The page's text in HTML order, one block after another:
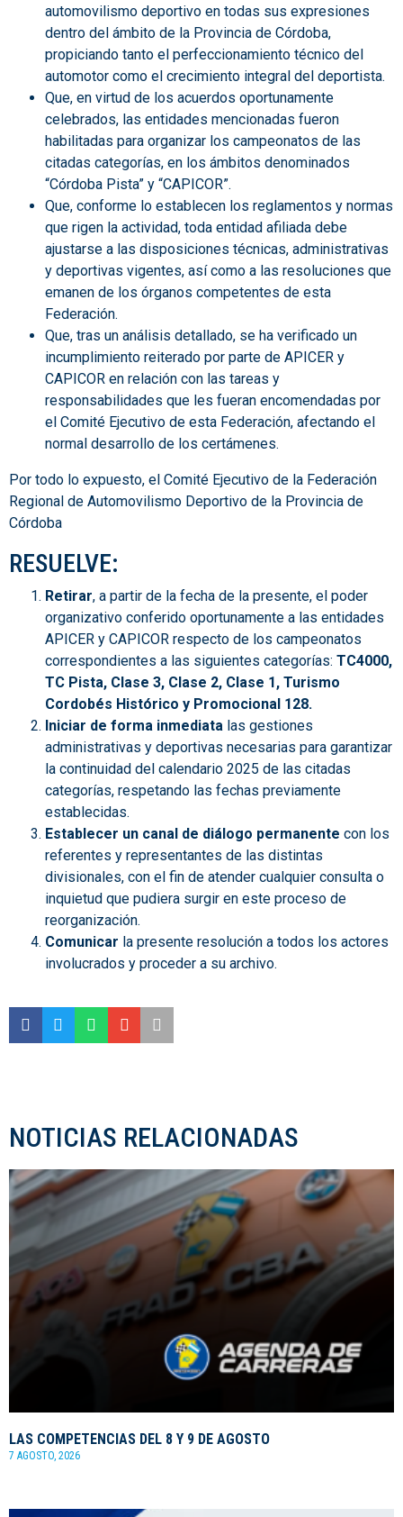
automovilismo deportivo en todas sus expresiones
dentro del ámbito de la Provincia de Córdoba,
propiciando tanto el perfeccionamiento técnico del
automotor como el crecimiento integral del deportista.
Que, en virtud de los acuerdos oportunamente
celebrados, las entidades mencionadas fueron
habilitadas para organizar los campeonatos de las
citadas categorías, en los ámbitos denominados
“Córdoba Pista” y “CAPICOR”.
Que, conforme lo establecen los reglamentos y normas
que rigen la actividad, toda entidad afiliada debe
ajustarse a las disposiciones técnicas, administrativas
y deportivas vigentes, así como a las resoluciones que
emanen de los órganos competentes de esta
Federación.
Que, tras un análisis detallado, se ha verificado un
incumplimiento reiterado por parte de APICER y
CAPICOR en relación con las tareas y
responsabilidades que les fueran encomendadas por
el Comité Ejecutivo de esta Federación, afectando el
normal desarrollo de los certámenes.
Por todo lo expuesto, el Comité Ejecutivo de la Federación
Regional de Automovilismo Deportivo de la Provincia de
Córdoba
RESUELVE:
Retirar, a partir de la fecha de la presente, el poder
organizativo conferido oportunamente a las entidades
APICER y CAPICOR respecto de los campeonatos
correspondientes a las siguientes categorías: TC4000,
TC Pista, Clase 3, Clase 2, Clase 1, Turismo
Cordobés Histórico y Promocional 128.
Iniciar de forma inmediata las gestiones
administrativas y deportivas necesarias para garantizar
la continuidad del calendario 2025 de las citadas
categorías, respetando las fechas previamente
establecidas.
Establecer un canal de diálogo permanente con los
referentes y representantes de las distintas
divisionales, con el fin de atender cualquier consulta o
inquietud que pudiera surgir en este proceso de
reorganización.
Comunicar la presente resolución a todos los actores
involucrados y proceder a su archivo.
NOTICIAS RELACIONADAS
LAS COMPETENCIAS DEL 8 Y 9 DE AGOSTO
7 AGOSTO, 2026